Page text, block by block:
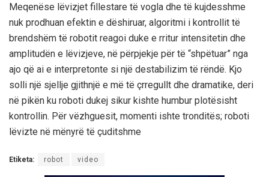
Meqenëse lëvizjet fillestare të vogla dhe të kujdesshme
nuk prodhuan efektin e dëshiruar, algoritmi i kontrollit të
brendshëm të robotit reagoi duke e rritur intensitetin dhe
amplitudën e lëvizjeve, në përpjekje për të “shpëtuar” nga
ajo që ai e interpretonte si një destabilizim të rëndë. Kjo
solli një sjellje gjithnjë e më të çrregullt dhe dramatike, deri
në pikën ku roboti dukej sikur kishte humbur plotësisht
kontrollin. Për vëzhguesit, momenti ishte tronditës; roboti
lëvizte në mënyrë të çuditshme
Etiketa: robot video